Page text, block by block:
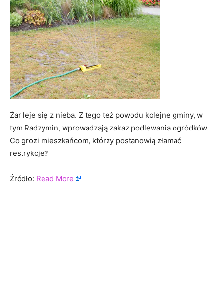
Żar leje się z nieba. Z tego też powodu kolejne gminy, w
tym Radzymin, wprowadzają zakaz podlewania ogródków.
Co grozi mieszkańcom, którzy postanowią złamać
restrykcje?
Źródło: Read More